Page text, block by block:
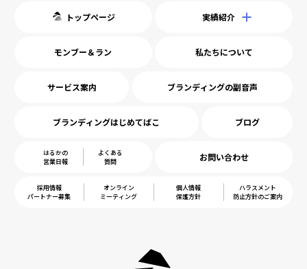
トップページ 実績紹介
モンブー＆ラン 私たちについて
サービス案内 ブランディングの副音声
ブランディングはじめてばこ ブログ
はるかの
営業日報
よくある
質問
お問い合わせ
採用情報
パートナー募集
オンライン
ミーティング
個人情報
保護方針
ハラスメント
防止方針のご案内